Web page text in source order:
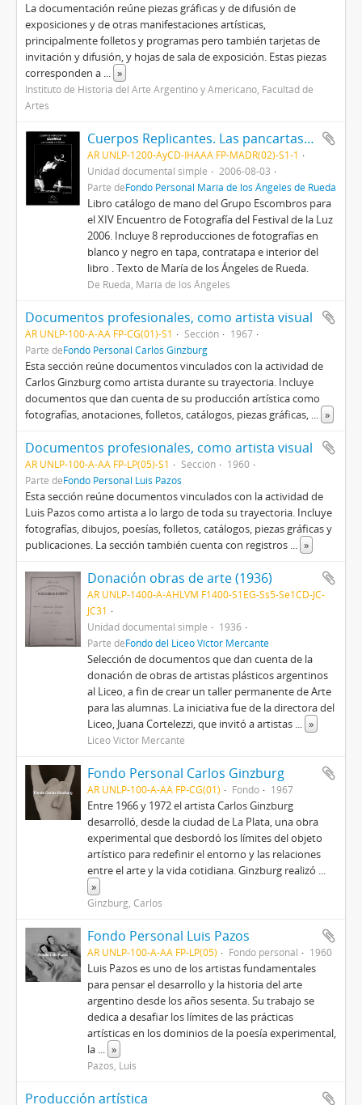
La documentación reúne piezas gráficas y de difusión de
exposiciones y de otras manifestaciones artísticas,
principalmente folletos y programas pero también tarjetas de
invitación y difusión, y hojas de sala de exposición. Estas piezas
corresponden a ... »
Instituto de Historia del Arte Argentino y Americano, Facultad de
Artes
Cuerpos Replicantes. Las pancartas y la memoria
AR UNLP-1200-AyCD-IHAAA FP-MADR(02)-S1-1
Unidad documental simple
2006-08-03
Parte deFondo Personal María de los Ángeles de Rueda
Libro catálogo de mano del Grupo Escombros para
el XIV Encuentro de Fotografía del Festival de la Luz
2006. Incluye 8 reproducciones de fotografías en
blanco y negro en tapa, contratapa e interior del
libro . Texto de María de los Ángeles de Rueda.
De Rueda, María de los Ángeles
Documentos profesionales, como artista visual
AR UNLP-100-A-AA FP-CG(01)-S1 Sección
1967
Parte deFondo Personal Carlos Ginzburg
Esta sección reúne documentos vinculados con la actividad de
Carlos Ginzburg como artista durante su trayectoria. Incluye
documentos que dan cuenta de su producción artística como
fotografías, anotaciones, folletos, catálogos, piezas gráficas, ... »
Documentos profesionales, como artista visual
AR UNLP-100-A-AA FP-LP(05)-S1 Sección
1960
Parte deFondo Personal Luis Pazos
Esta sección reúne documentos vinculados con la actividad de
Luis Pazos como artista a lo largo de toda su trayectoria. Incluye
fotografías, dibujos, poesías, folletos, catálogos, piezas gráficas y
publicaciones. La sección también cuenta con registros ... »
Donación obras de arte (1936)
AR UNLP-1400-A-AHLVM F1400-S1EG-Ss5-Se1CD-JC-
JC31
Unidad documental simple
1936
Parte deFondo del Liceo Víctor Mercante
Selección de documentos que dan cuenta de la
donación de obras de artistas plásticos argentinos
al Liceo, a fin de crear un taller permanente de Arte
para las alumnas. La iniciativa fue de la directora del
Liceo, Juana Cortelezzi, que invitó a artistas ... »
Liceo Víctor Mercante
Fondo Personal Carlos Ginzburg
AR UNLP-100-A-AA FP-CG(01) Fondo 1967
Entre 1966 y 1972 el artista Carlos Ginzburg
desarrolló, desde la ciudad de La Plata, una obra
experimental que desbordó los límites del objeto
artístico para redefinir el entorno y las relaciones
entre el arte y la vida cotidiana. Ginzburg realizó ...
»
Ginzburg, Carlos
Fondo Personal Luis Pazos
AR UNLP-100-A-AA FP-LP(05) Fondo personal 1960
Luis Pazos es uno de los artistas fundamentales
para pensar el desarrollo y la historia del arte
argentino desde los años sesenta. Su trabajo se
dedica a desafiar los límites de las prácticas
artísticas en los dominios de la poesía experimental,
la ... »
Pazos, Luis
Producción artística